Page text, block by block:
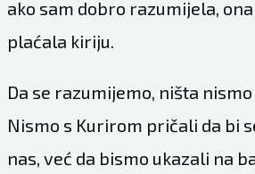
ako sam dobro razumijela,
plaćala kiriju.
Da se razumijemo, ništa
Nismo s Kurirom pričali da bi
nas, već da bismo ukazali na